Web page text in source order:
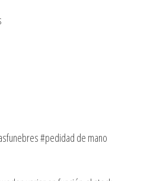
#pedidad de mano